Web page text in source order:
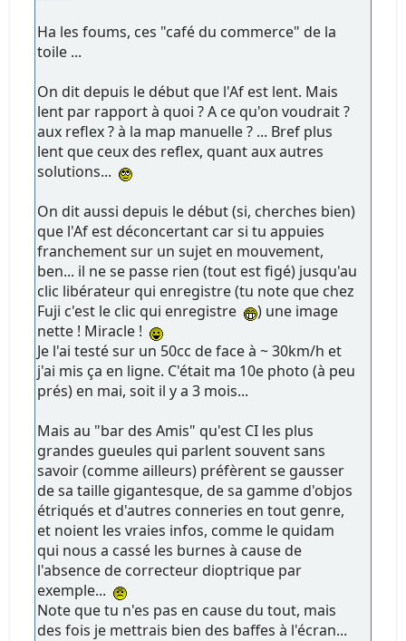
Ha les foums, ces "café du commerce" de la
toile ...
On dit depuis le début que l'Af est lent. Mais
lent par rapport à quoi ? A ce qu'on voudrait ?
aux reflex ? à la map manuelle ? ... Bref plus
lent que ceux des reflex, quant aux autres
solutions...
On dit aussi depuis le début (si, cherches bien)
que l'Af est déconcertant car si tu appuies
franchement sur un sujet en mouvement,
ben... il ne se passe rien (tout est figé) jusqu'au
clic libérateur qui enregistre (tu note que chez
Fuji c'est le clic qui enregistre
) une image
nette ! Miracle !
Je l'ai testé sur un 50cc de face à ~ 30km/h et
j'ai mis ça en ligne. C'était ma 10e photo (à peu
prés) en mai, soit il y a 3 mois...
Mais au "bar des Amis" qu'est CI les plus
grandes gueules qui parlent souvent sans
savoir (comme ailleurs) préfèrent se gausser
de sa taille gigantesque, de sa gamme d'objos
étriqués et d'autres conneries en tout genre,
et noient les vraies infos, comme le quidam
qui nous a cassé les burnes à cause de
l'absence de correcteur dioptrique par
exemple...
Note que tu n'es pas en cause du tout, mais
des fois je mettrais bien des baffes à l'écran...